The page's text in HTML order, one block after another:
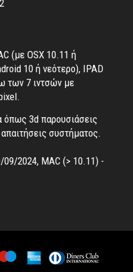
(με OSX 10.11 ή
10 ή νεότερο), IPAD
των 7 ιντσών με
3d παρουσιάσεις
συστήματος.
09/2024, MAC (> 10.11) -